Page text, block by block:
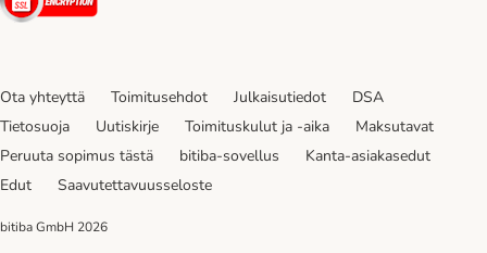
Ota yhteyttä Toimitusehdot Julkaisutiedot
DSA
Tietosuoja
Uutiskirje Toimituskulut ja -aika
Maksutavat
Peruuta sopimus tästä
bitiba-sovellus
Kanta-asiakasedut
Edut
Saavutettavuusseloste
bitiba GmbH 2026